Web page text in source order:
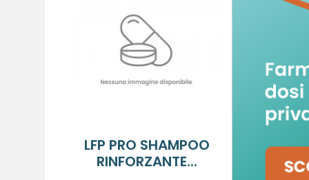
LFP PRO SHAMPOO
RINFORZANTE...